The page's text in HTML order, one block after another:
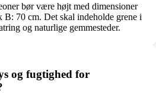
bør være højt med dimensioner
70 cm. Det skal indeholde grene i
og naturlige gemmesteder.
og fugtighed for